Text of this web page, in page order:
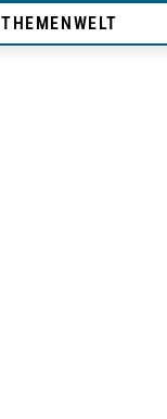
THEMENWELT